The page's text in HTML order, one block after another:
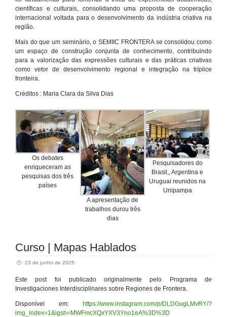
científicas e culturais, consolidando uma proposta de cooperação
internacional voltada para o desenvolvimento da indústria criativa na
região.
Mais do que um seminário, o SEMIIC FRONTERA se consolidou como
um espaço de construção conjunta de conhecimento, contribuindo
para a valorização das expressões culturais e das práticas criativas
como vetor de desenvolvimento regional e integração na tríplice
fronteira.
Créditos : Maria Clara da Silva Dias
Os debates
enriqueceram as
pesquisas dos três
países
A apresentação de
trabalhos durou três
dias
Pesquisadores do
Brasil,, Argentina e
Uruguai reunidos na
Unipampa
Curso | Mapas Hablados
23 de junho de 2025
Este post foi publicado originalmente pelo Programa de
Investigaciones Interdisciplinares sobre Regiones de Frontera.
Disponível em: https://www.instagram.com/p/DLDGugLMvRY/?
img_index=1&igsh=MWFmcXQxYXV3Yno1eA%3D%3D